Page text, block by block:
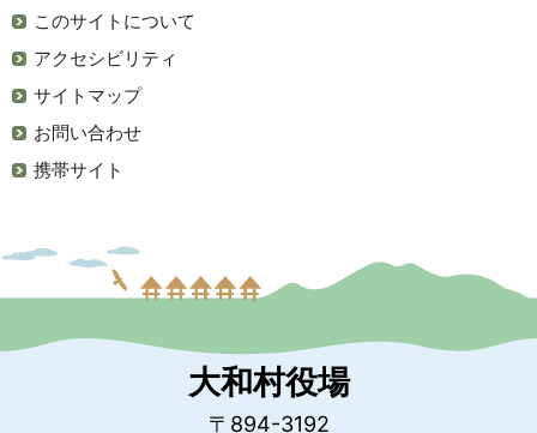
このサイトについて
アクセシビリティ
サイトマップ
お問い合わせ
携帯サイト
大和村役場
〒894-3192